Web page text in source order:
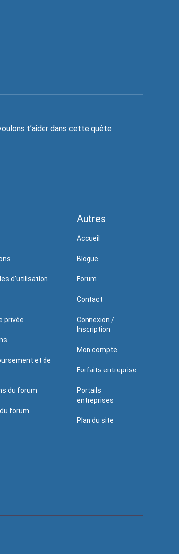
t’aider dans cette quête
d’utilisation
privée
et de
du forum
forum
Autres
Accueil
Blogue
Forum
Contact
Connexion /
Inscription
Mon compte
Forfaits entreprise
Portails
entreprises
Plan du site